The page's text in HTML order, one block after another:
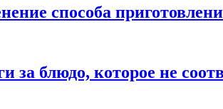
способа
за блюдо, которое не